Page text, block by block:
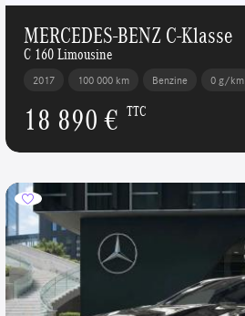
MERCEDES-BENZ C-Klasse
C 160 Limousine
2017 100 000 km Benzine 0 g/km
18 890 € TTC